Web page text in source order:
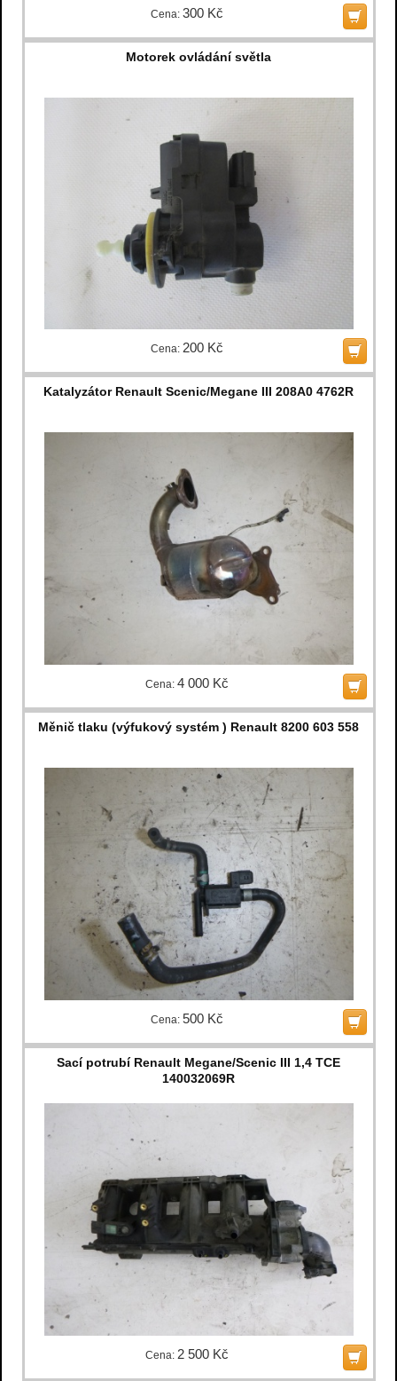
Cena: 300 Kč
Motorek ovládání světla
Cena: 200 Kč
Katalyzátor Renault Scenic/Megane III 208A0 4762R
Cena: 4 000 Kč
Měnič tlaku (výfukový systém ) Renault 8200 603 558
Cena: 500 Kč
Sací potrubí Renault Megane/Scenic III 1,4 TCE
140032069R
Cena: 2 500 Kč